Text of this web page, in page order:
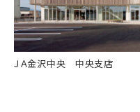
竣工 2024年 8月
分類 オフィス
所在 石川県金沢市
規模
鉄骨造3階建て
ＪＡ金沢中央 中央支店